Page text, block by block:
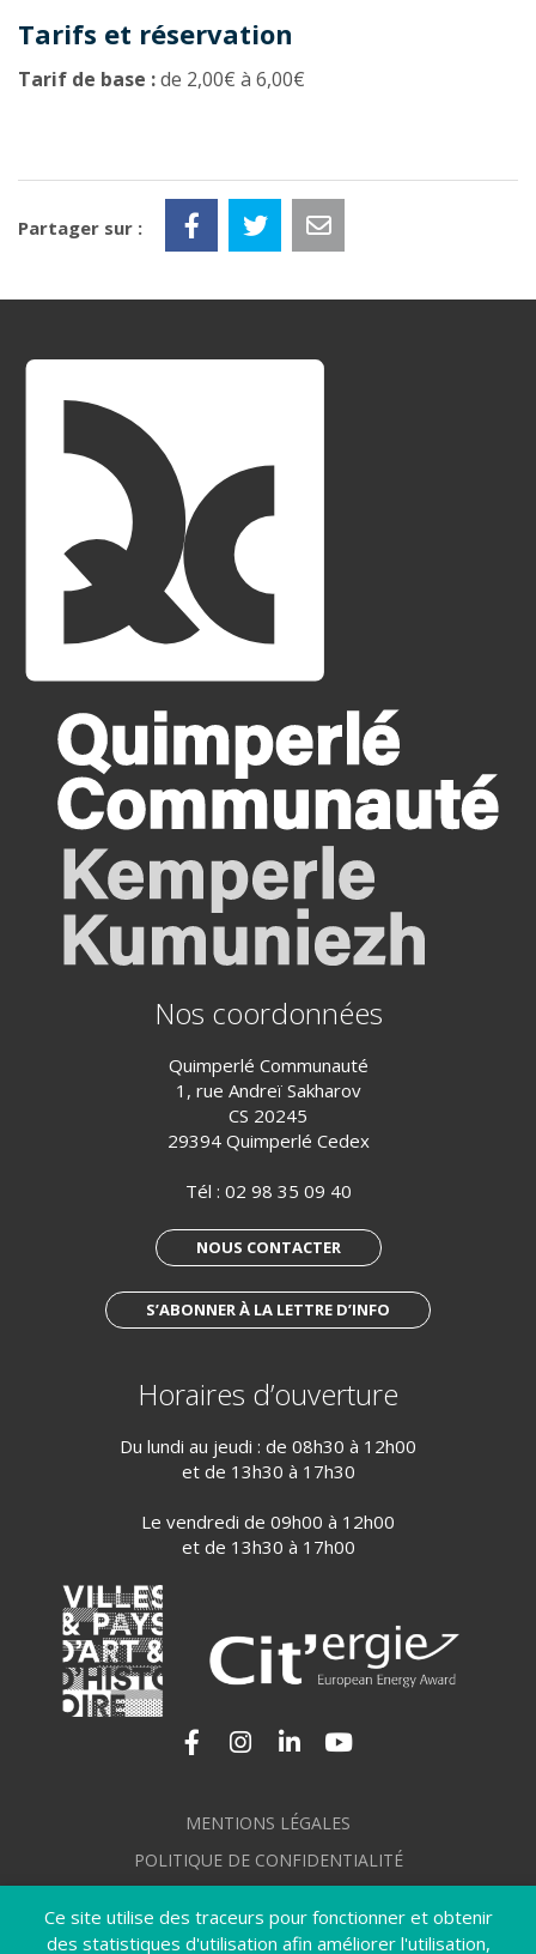
Ce site utilise des traceurs pour fonctionner et obtenir
des statistiques d'utilisation afin améliorer l'utilisation,
Tarifs et réservation
Tarif de base :de 2,00€ à 6,00€
Partager sur :
Nos coordonnées
Quimperlé Communauté
1, rue Andreï Sakharov
CS 20245
29394 Quimperlé Cedex
Tél : 02 98 35 09 40
NOUS CONTACTER
S’ABONNER À LA LETTRE D’INFO
Horaires d’ouverture
Du lundi au jeudi : de 08h30 à 12h00
et de 13h30 à 17h30
Le vendredi de 09h00 à 12h00
et de 13h30 à 17h00
Lien vers le compte Facebook
Lien vers le compte Instagram
Lien vers le compte
MENTIONS LÉGALES
POLITIQUE DE CONFIDENTIALITÉ
PLAN DU SITE